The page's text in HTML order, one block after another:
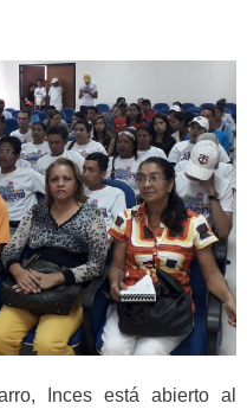
Inces está abierto al